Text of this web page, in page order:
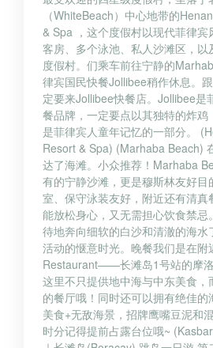
（WhiteBeach）中心地带的
& Spa ，这个度假村以现代菲律
客房、多个泳池、私人沙滩区，以
度假村。们乘车前往宁静的
律宾国民快餐Jollibee稍作休息。
定要来Jollibee快餐店。Jollibee是
餐品牌，一定要点以其独特的炸鸡
是菲律宾人童年记忆的一部分。
Resort & Spa) (Marhaba Beach)
达了海滩。小众推荐！Marhaba
有的宁静沙滩，更是穆斯林友好
室、保守泳装友好，附近还有清
能放松身心，又无需担心饮食禁忌
待地奔向细软的白沙和清澈的海水
活动的惬意时光。晚餐我们是在
Restaurant——长滩岛1号站的摩洛
这里不只提供地中海与中东美食
的餐厅哦！同时还可以拥有绝佳的
美食+无敌海景，招牌鹰嘴豆泥和
时分记得提前占露台位哦~